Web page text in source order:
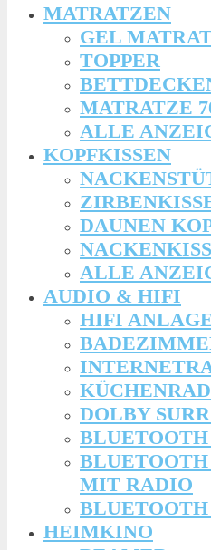
MATRATZEN
GEL
TOPPER
MATRATZE
ALLE
KOPFKISSEN
DAUNEN
ALLE
AUDIO & HIFI
HIFI
DOLBY
MIT RADIO
BLUETOOTH
HEIMKINO